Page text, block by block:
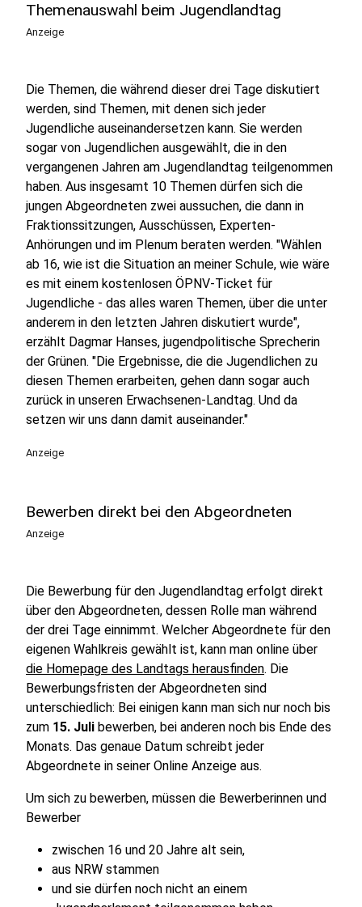
Themenauswahl beim Jugendlandtag
Anzeige
Die Themen, die während dieser drei Tage diskutiert
werden, sind Themen, mit denen sich jeder
Jugendliche auseinandersetzen kann. Sie werden
sogar von Jugendlichen ausgewählt, die in den
vergangenen Jahren am Jugendlandtag teilgenommen
haben. Aus insgesamt 10 Themen dürfen sich die
jungen Abgeordneten zwei aussuchen, die dann in
Fraktionssitzungen, Ausschüssen, Experten-
Anhörungen und im Plenum beraten werden. "Wählen
ab 16, wie ist die Situation an meiner Schule, wie wäre
es mit einem kostenlosen ÖPNV-Ticket für
Jugendliche - das alles waren Themen, über die unter
anderem in den letzten Jahren diskutiert wurde",
erzählt Dagmar Hanses, jugendpolitische Sprecherin
der Grünen. "Die Ergebnisse, die die Jugendlichen zu
diesen Themen erarbeiten, gehen dann sogar auch
zurück in unseren Erwachsenen-Landtag. Und da
setzen wir uns dann damit auseinander."
Anzeige
Bewerben direkt bei den Abgeordneten
Anzeige
Die Bewerbung für den Jugendlandtag erfolgt direkt
über den Abgeordneten, dessen Rolle man während
der drei Tage einnimmt. Welcher Abgeordnete für den
eigenen Wahlkreis gewählt ist, kann man online über
die Homepage des Landtags herausfinden. Die
Bewerbungsfristen der Abgeordneten sind
unterschiedlich: Bei einigen kann man sich nur noch bis
zum 15. Juli bewerben, bei anderen noch bis Ende des
Monats. Das genaue Datum schreibt jeder
Abgeordnete in seiner Online Anzeige aus.
Um sich zu bewerben, müssen die Bewerberinnen und
Bewerber
zwischen 16 und 20 Jahre alt sein,
aus NRW stammen
und sie dürfen noch nicht an einem